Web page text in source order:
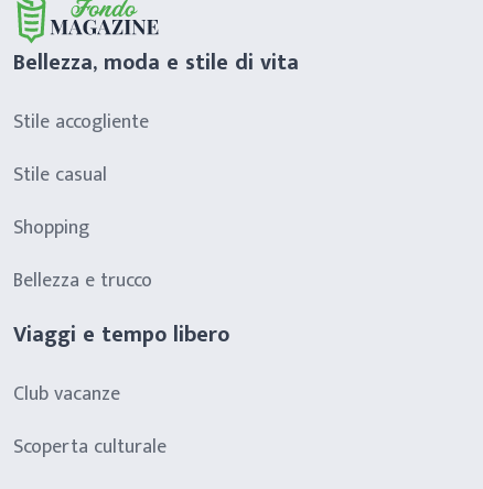
Bellezza, moda e stile di vita
Stile accogliente
Stile casual
Shopping
Bellezza e trucco
Viaggi e tempo libero
Club vacanze
Scoperta culturale